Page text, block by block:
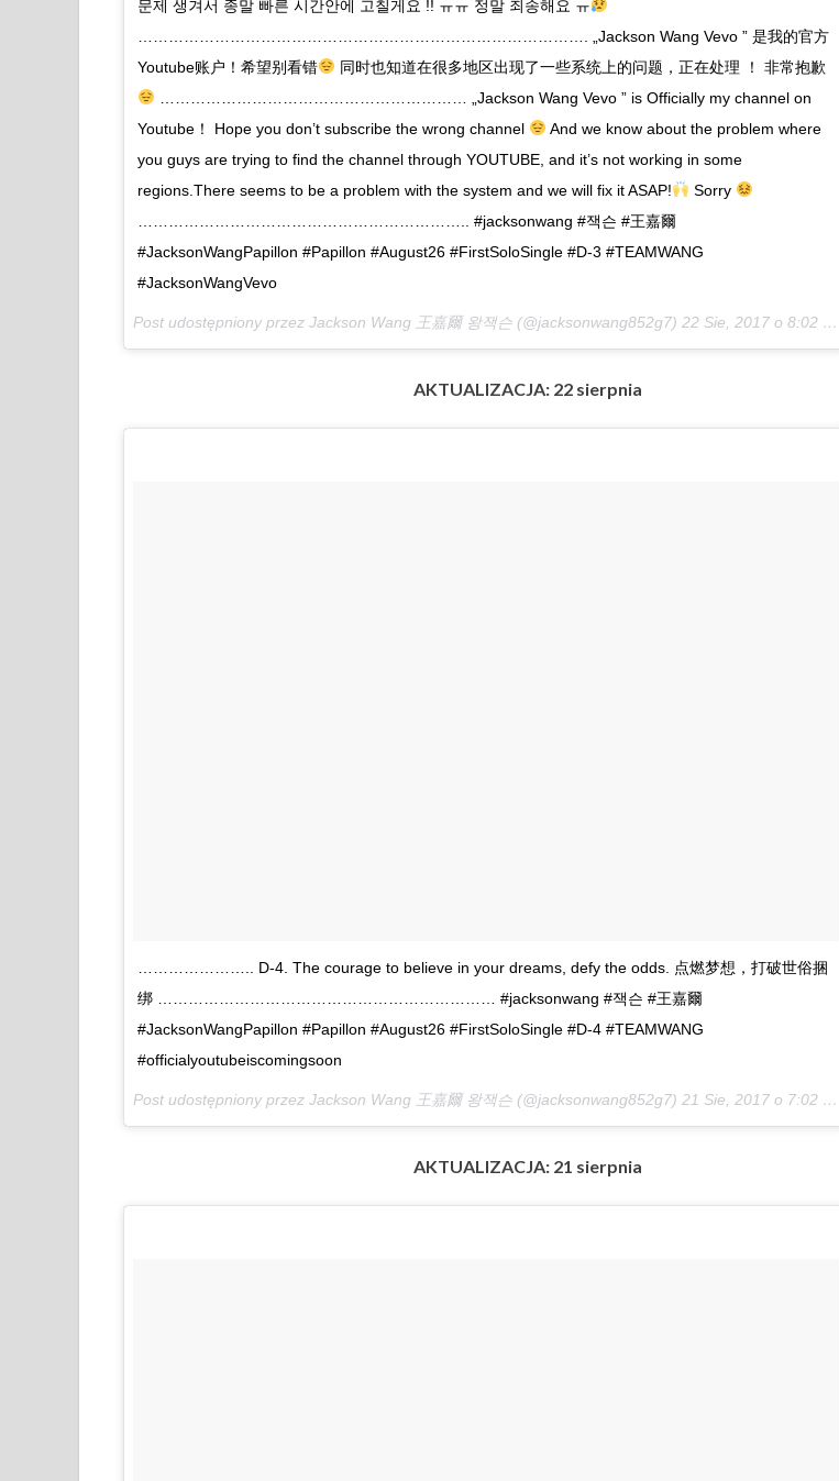
문제 생겨서 종말 빠른 시간안에 고칠게요 !! ㅠㅠ 정말 죄송해요 ㅠ
……………………………………………………………………………. „Jackson Wang Vevo ” 是我的官方
Youtube账户！希望别看错
同时也知道在很多地区出现了一些系统上的问题，正在处理 ！ 非常抱歉
…………………………………………………… „Jackson Wang Vevo ” is Officially my channel on
Youtube！ Hope you don’t subscribe the wrong channel
And we know about the problem where
you guys are trying to find the channel through YOUTUBE, and it’s not working in some
regions.There seems to be a problem with the system and we will fix it ASAP!
Sorry
……………………………………………………….. #jacksonwang #잭슨 #王嘉爾
#JacksonWangPapillon #Papillon #August26 #FirstSoloSingle #D-3 #TEAMWANG
#JacksonWangVevo
Post udostępniony przez Jackson Wang 王嘉爾 왕잭슨 (@jacksonwang852g7) 22 Sie, 2017 o 8:02 PDT
AKTUALIZACJA: 22 sierpnia
………………….. D-4. The courage to believe in your dreams, defy the odds. 点燃梦想，打破世俗捆
绑 ………………………………………………………… #jacksonwang #잭슨 #王嘉爾
#JacksonWangPapillon #Papillon #August26 #FirstSoloSingle #D-4 #TEAMWANG
#officialyoutubeiscomingsoon
Post udostępniony przez Jackson Wang 王嘉爾 왕잭슨 (@jacksonwang852g7) 21 Sie, 2017 o 7:02 PDT
AKTUALIZACJA: 21 sierpnia